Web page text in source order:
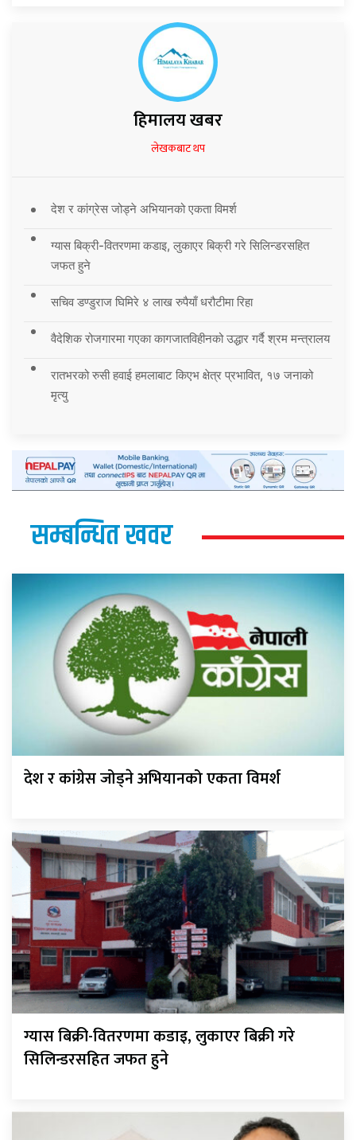
हिमालय खबर
लेखकबाट थप
देश र कांग्रेस जोड्ने अभियानको एकता विमर्श
ग्यास बिक्री-वितरणमा कडाइ, लुकाएर बिक्री गरे सिलिन्डरसहित
जफत हुने
सचिव डण्डुराज घिमिरे ४ लाख रुपैयाँ धरौटीमा रिहा
वैदेशिक रोजगारमा गएका कागजातविहीनको उद्धार गर्दै श्रम मन्त्रालय
रातभरको रुसी हवाई हमलाबाट किएभ क्षेत्र प्रभावित, १७ जनाको
मृत्यु
सम्बन्धित खवर
देश र कांग्रेस जोड्ने अभियानको एकता विमर्श
ग्यास बिक्री-वितरणमा कडाइ, लुकाएर बिक्री गरे
सिलिन्डरसहित जफत हुने